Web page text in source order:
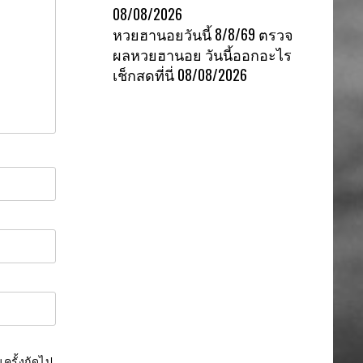
08/08/2026
หวยฮานอยวันนี้ 8/8/69 ตรวจ
ผลหวยฮานอย วันนี้ออกอะไร
เช็กสดที่นี่ 08/08/2026